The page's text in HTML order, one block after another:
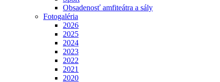
Obsadenosť amfiteátra a sály
Fotogaléria
2026
2025
2024
2023
2022
2021
2020